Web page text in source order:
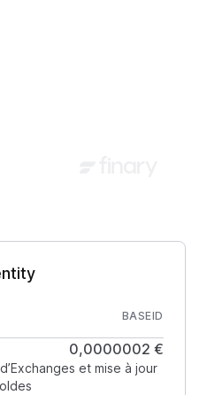
BASEID
0,0000002 €
et mise à jour